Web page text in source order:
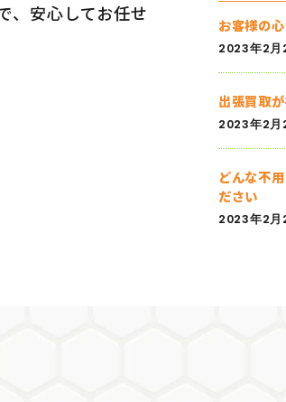
、安心してお任せ
お客様の
2023年2月
出張買取
2023年2月
どんな不
ださい
2023年2月